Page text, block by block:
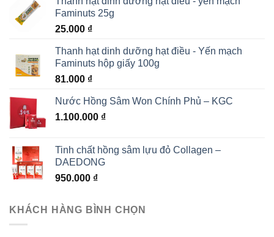
Faminuts 25g
25.000 ₫
Thanh hạt dinh dưỡng hạt điều - Yến mạch
Faminuts hộp giấy 100g
81.000 ₫
Nước Hồng Sâm Won Chính Phủ – KGC
1.100.000 ₫
Tinh chất hồng sâm lựu đỏ Collagen –
DAEDONG
950.000 ₫
KHÁCH HÀNG BÌNH CHỌN